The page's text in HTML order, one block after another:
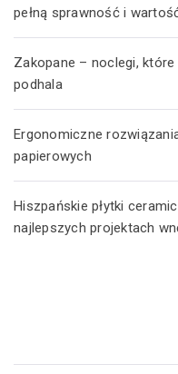
pełną sprawność i
Zakopane – noclegi,
podhala
Ergonomiczne
papierowych
Hiszpańskie płytki
najlepszych projektach